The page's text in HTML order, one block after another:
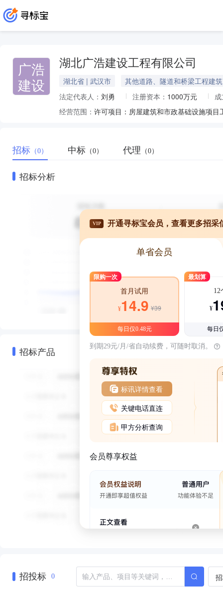
广浩
建设
湖北广浩建设工程有限公司
湖北省 | 武汉市
其他道路、隧道和桥梁工程建筑
法定代表人： 刘勇 注册资本： 1000万元
经营范围：
招标 （0） 中标 （0） 代理 （0）
招标分析
招标产品
VIP 开通寻标宝会员，查看更多招采
单省会员
限购一次
首月试用
¥14.9 ¥39
每日仅0.48元
最划算
12
¥
每日
到期29元/月/省自动续费，可随时取消。
标讯详情查看
关键电话直连
甲方分析查询
会员尊享权益
招投标 0